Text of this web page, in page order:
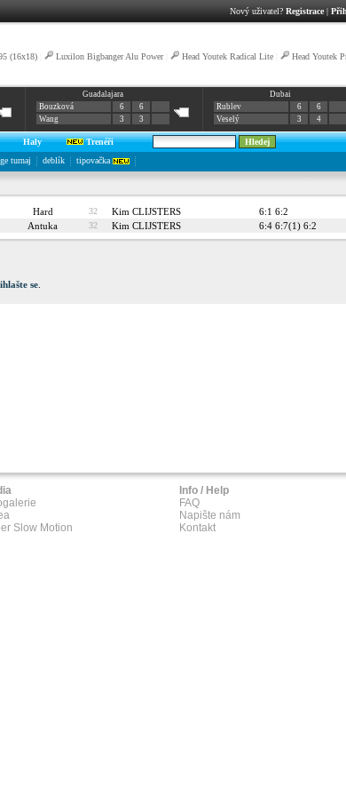
Nový uživatel? Registrace|
(16x18) Luxilon Bigbanger Alu Power| Head Youtek Radical Lite Head Youtek
Guadalajara
Bouzková
6
6
Wang
3 3
Dubai
Rublev
6
6
Veselý
3 4
Haly
Trenéři
turnaj deblík tipovačka
Hard 32 Kim CLIJSTERS
6:1 6:2
Antuka 32 Kim CLIJSTERS 6:4 6:7(1) 6:2
se
Slow Motion
Info / Help
FAQ
Napište nám
Kontakt